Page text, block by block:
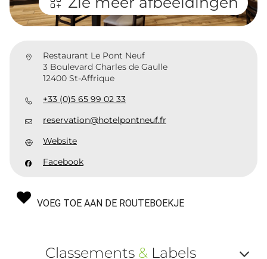
Restaurant Le Pont Neuf
3 Boulevard Charles de Gaulle
12400 St-Affrique
+33 (0)5 65 99 02 33
reservation@hotelpontneuf.fr
Website
Facebook
VOEG TOE AAN DE ROUTEBOEKJE
Classements &Labels